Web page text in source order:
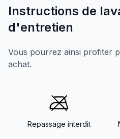
Instructions de
d'entretien
Vous pourrez ainsi profiter
achat.
Repassage interdit